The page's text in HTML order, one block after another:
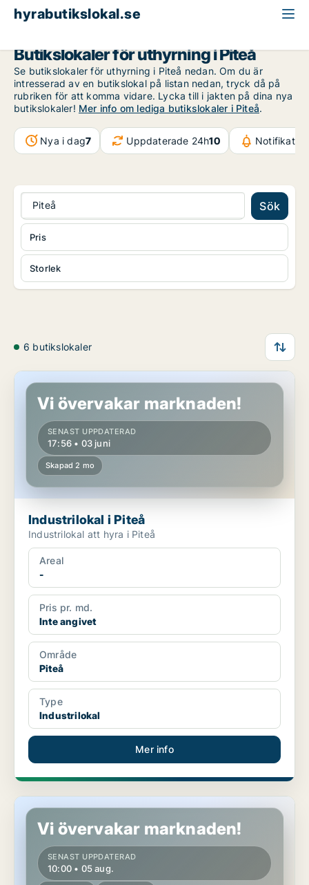
hyrabutikslokal.se
Butikslokaler för uthyrning i Piteå
Se butikslokaler för uthyrning i Piteå nedan. Om du är
intresserad av en butikslokal på listan nedan, tryck då på
rubriken för att komma vidare. Lycka till i jakten på dina nya
butikslokaler! Mer info om lediga butikslokaler i Piteå.
Nya i dag7 Uppdaterade 24h10
Piteå Sök
Storlek
Pris
6 butikslokaler
Industrilokal i Piteå
Vi övervakar marknaden!
SENAST UPPDATERAD
17:56 • 03 juni
Skapad 2 mo
Industrilokal i Piteå
Industrilokal att hyra i Piteå
Areal
-
Pris pr. md.
Inte angivet
Område
Piteå
Type
Industrilokal
Mer info
Butikslokal i Piteå
Vi övervakar marknaden!
SENAST UPPDATERAD
10:00 • 05 aug.